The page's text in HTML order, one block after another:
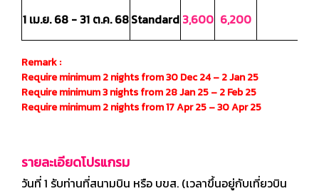
1 เม.ย. 68 - 31 ต.ค. 68Standard 3,600 6,200
Remark :
Require minimum 2 nights from 30 Dec 24 – 2 Jan 25
Require minimum 3 nights from 28 Jan 25 – 2 Feb 25
Require minimum 2 nights from 17 Apr 25 – 30 Apr 25
รายละเอียดโปรแกรม
วันที่1 รับท่านที่สนามบิน หรือ บขส. (เวลาขึ้นอยู่กับเที่ยวบิน